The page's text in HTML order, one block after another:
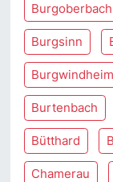
Burgoberbach
Burgsinn
Burgwindheim
Burtenbach
Bütthard
Chamerau